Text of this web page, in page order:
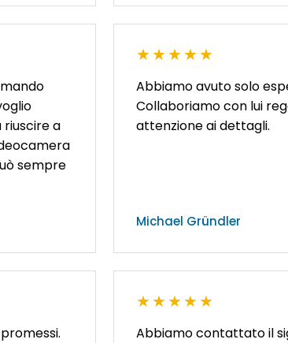
a
sempre
★★★★★
Abbiamo avuto solo
Collaboriamo con lui
attenzione ai dettagli.
Michael Gründler
★★★★★
Abbiamo contattato il